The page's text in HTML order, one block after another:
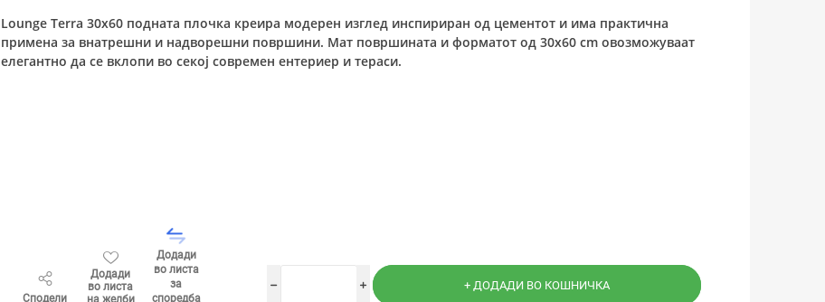
Lounge Terra 30x60 подната плочка креира модерен изглед инспириран од цементот и има практична
примена за внатрешни и надворешни површини. Мат површината и форматот од 30x60 cm овозможуваат
елегантно да се вклопи во секој современ ентериер и тераси.
Сподели
Додади
во листа
на желби
Додади
во листа
за
споредба
i
h